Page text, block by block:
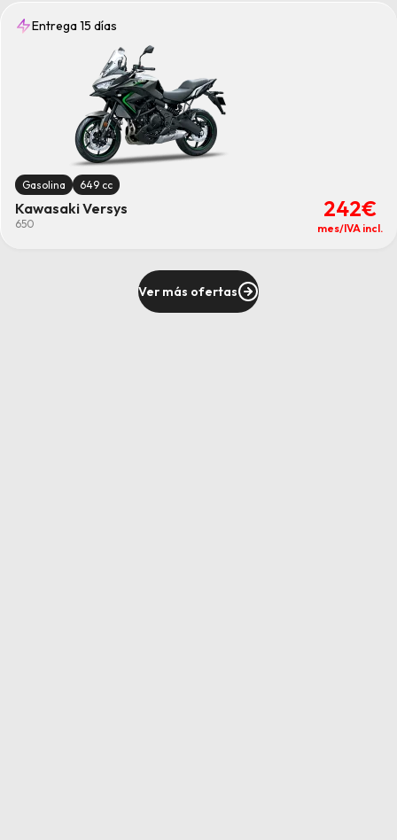
Entrega 15 días
Gasolina 649 cc
Kawasaki Versys
650
242€
mes/IVA incl.
Ver más ofertas